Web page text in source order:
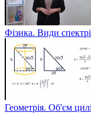
Фізика. Види
Геометрія. Об'єм